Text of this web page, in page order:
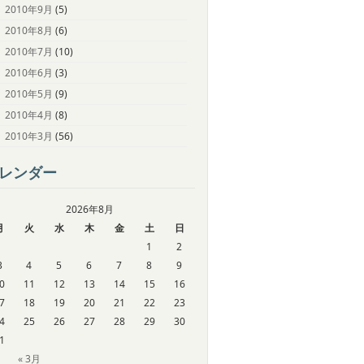
2010年9月 (5)
2010年8月 (6)
2010年7月 (10)
2010年6月 (3)
2010年5月 (9)
2010年4月 (8)
2010年3月 (56)
ンダー
2026年8月
火 水 木 金 土 日
« 3月
1
2
4 5 6 7 8
9
11 12 13 14 15
16
18 19 20 21 22
23
25 26 27 28 29
30